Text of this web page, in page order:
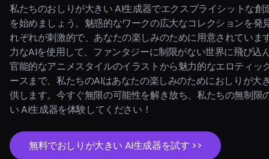
私たちのおしりが大きい AI生成器でエクスプライシットな創
を始めましょう。魅惑的なワークの広大なコレクションを発
れぞれが刺激的で、あなたの楽しみのために用意されていま
力なAIを使用して、ファンタジーに制限がない世界に飛び込
官能的なアニメスタイルのイラストから魅力的なエロティッ
ースまで、私たちのAIはあなたの楽しみのためにおしりが大
供します。今すぐ無限の可能性を解き放ち、私たちの無制限
い AI生成器を体験してください！
無料でおしりが大きい AI生成器を試す >>